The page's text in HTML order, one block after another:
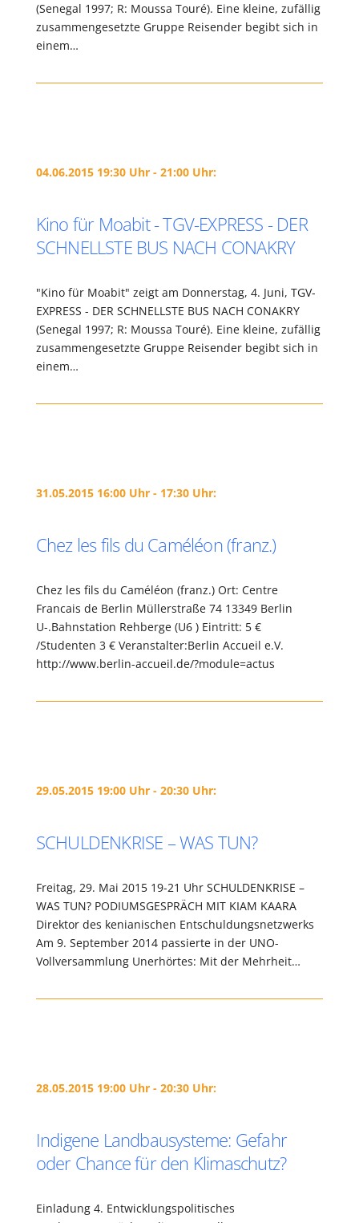
(Senegal 1997; R: Moussa Touré). Eine kleine, zufällig
zusammengesetzte Gruppe Reisender begibt sich in
einem…
04.06.2015 19:30 Uhr - 21:00 Uhr:
Kino für Moabit - TGV-EXPRESS - DER
SCHNELLSTE BUS NACH CONAKRY
"Kino für Moabit" zeigt am Donnerstag, 4. Juni, TGV-
EXPRESS - DER SCHNELLSTE BUS NACH CONAKRY
(Senegal 1997; R: Moussa Touré). Eine kleine, zufällig
zusammengesetzte Gruppe Reisender begibt sich in
einem…
31.05.2015 16:00 Uhr - 17:30 Uhr:
Chez les fils du Caméléon (franz.)
Chez les fils du Caméléon (franz.) Ort: Centre
Francais de Berlin Müllerstraße 74 13349 Berlin
U-.Bahnstation Rehberge (U6 ) Eintritt: 5 €
/Studenten 3 € Veranstalter:Berlin Accueil e.V.
http://www.berlin-accueil.de/?module=actus
29.05.2015 19:00 Uhr - 20:30 Uhr:
SCHULDENKRISE – WAS TUN?
Freitag, 29. Mai 2015 19-21 Uhr SCHULDENKRISE –
WAS TUN? PODIUMSGESPRÄCH MIT KIAM KAARA
Direktor des kenianischen Entschuldungsnetzwerks
Am 9. September 2014 passierte in der UNO-
Vollversammlung Unerhörtes: Mit der Mehrheit…
28.05.2015 19:00 Uhr - 20:30 Uhr:
Indigene Landbausysteme: Gefahr
oder Chance für den Klimaschutz?
Einladung 4. Entwicklungspolitisches